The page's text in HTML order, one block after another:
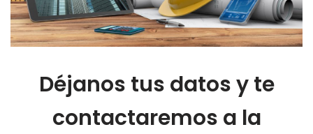
Déjanos tus datos y te
contactaremos a la